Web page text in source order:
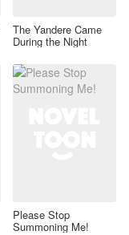
The Yandere Came
During the Night
Please Stop
Summoning Me!